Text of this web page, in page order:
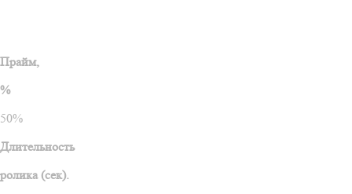
Прайм,
%
50%
Длительность
ролика (сек).